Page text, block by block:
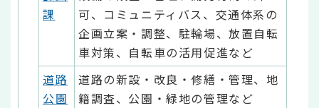
課
可、コミュニティバス、交通体系の
企画立案・調整、駐輪場、放置自転
車対策、自転車の活用促進など
道路
公園
道路の新設・改良・修繕・管理、地
籍調査、公園・緑地の管理など